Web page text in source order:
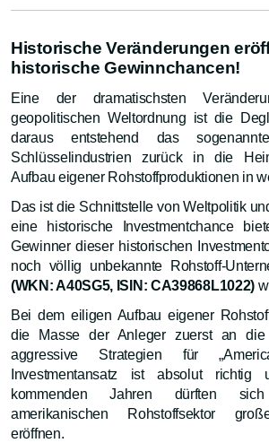
Historische Veränderungen
historische Gewinnchancen!
Eine der dramatischsten
geopolitischen Weltordnung ist die
daraus entstehend das
Schlüsselindustrien zurück in die
Aufbau eigener Rohstoffproduktionen in
Das ist die Schnittstelle von Weltpolitik
eine historische Investmentchance
Gewinner dieser historischen
noch völlig unbekannte Rohstoff-
(WKN: A40SG5, ISIN: CA39868L1022)
Bei dem eiligen Aufbau eigener
die Masse der Anleger zuerst an
aggressive Strategien für
Investmentansatz ist absolut
kommenden Jahren dürften
amerikanischen Rohstoffsektor
eröffnen.